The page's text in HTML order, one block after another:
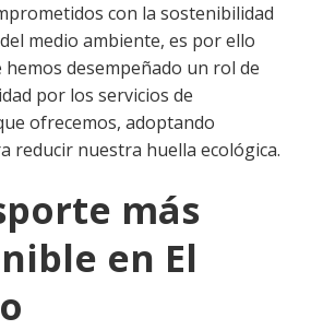
con la sostenibilidad
medio ambiente, es por ello
hemos desempeñado un rol de
por los servicios de
ofrecemos, adoptando
reducir nuestra huella ecológica.
más
en El